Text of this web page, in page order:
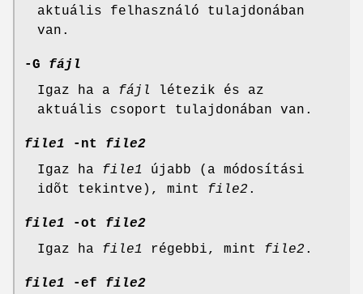
aktuális felhasználó tulajdonában
van.
-G fájl
Igaz ha a fájl
létezik és az
aktuális csoport tulajdonában van.
file1 - nt
file2
Igaz ha file1 újabb (a módosítási
idõt tekintve), mint file2 .
file1 -ot
file2
Igaz ha file1 régebbi, mint file2 .
file1 -ef
file2